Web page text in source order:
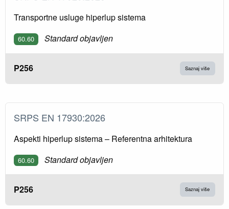
Transportne usluge hiperlup sistema
60.60 Standard objavljen
P256 Saznaj više
SRPS EN 17930:2026
Aspekti hiperlup sistema – Referentna arhitektura
60.60 Standard objavljen
P256 Saznaj više